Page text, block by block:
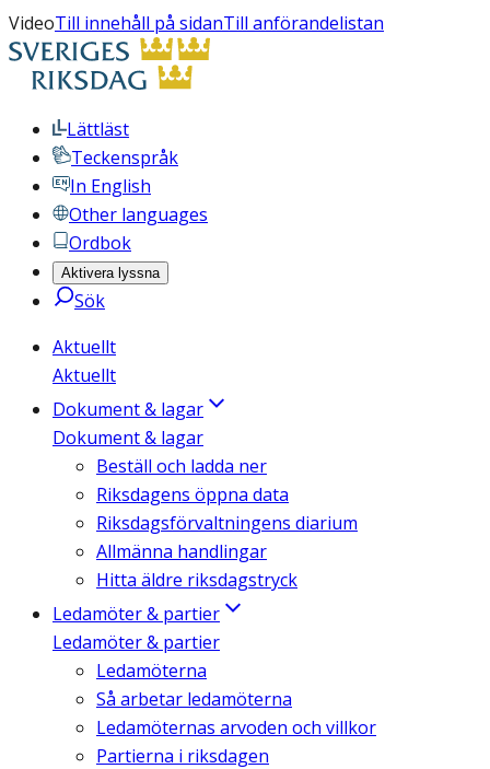
VideoTill innehåll på sidanTill anförandelistan
Lättläst
Teckenspråk
In English
Other languages
Ordbok
Aktivera lyssna
Sök
Aktuellt
Aktuellt
Dokument & lagar
Dokument & lagar
Beställ och ladda ner
Riksdagens öppna data
Riksdagsförvaltningens diarium
Allmänna handlingar
Hitta äldre riksdagstryck
Ledamöter & partier
Ledamöter & partier
Ledamöterna
Så arbetar ledamöterna
Ledamöternas arvoden och villkor
Partierna i riksdagen